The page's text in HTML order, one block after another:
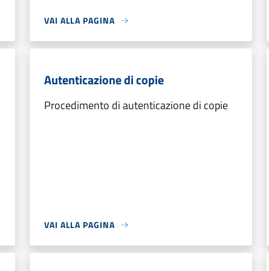
VAI ALLA PAGINA
Autenticazione di copie
Procedimento di autenticazione di copie
VAI ALLA PAGINA